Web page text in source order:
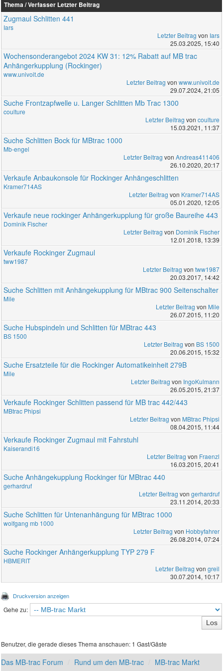
Thema / Verfasser Letzter Beitrag
Zugmaul Schlitten 441
Iars
Letzter Beitrag von Iars
25.03.2025, 15:40
Wochensonderangebot 2024 KW 31: 12% Rabatt auf MB trac
Anhängerkupplung (Rockinger)
www.univoit.de
Letzter Beitrag von www.univoit.de
29.07.2024, 21:05
Suche Frontzapfwelle u. Langer Schlitten Mb Trac 1300
coulture
Letzter Beitrag von coulture
15.03.2021, 11:37
Suche Schlitten Bock für MBtrac 1000
Mb-engel
Letzter Beitrag von Andreas411406
26.10.2020, 20:17
Verkaufe Anbaukonsole für Rockinger Anhängeschlitten
Kramer714AS
Letzter Beitrag von Kramer714AS
05.01.2020, 12:05
Verkaufe neue rockinger Anhängerkupplung für große Baureihe 443
Dominik Fischer
Letzter Beitrag von Dominik Fischer
12.01.2018, 13:39
Verkaufe Rockinger Zugmaul
tww1987
Letzter Beitrag von tww1987
20.03.2017, 14:42
Suche Schlitten mit Anhängekupplung für MBtrac 900 Seitenschalter
Mile
Letzter Beitrag von Mile
26.07.2015, 11:20
Suche Hubspindeln und Schlitten für MBtrac 443
BS 1500
Letzter Beitrag von BS 1500
20.06.2015, 15:32
Suche Ersatzteile für die Rockinger Automatikeinheit 279B
Mile
Letzter Beitrag von IngoKulmann
26.05.2015, 21:37
Verkaufe Rockinger Schlitten passend für MB trac 442/443
MBtrac Phipsi
Letzter Beitrag von MBtrac Phipsi
08.04.2015, 11:44
Verkaufe Rockinger Zugmaul mit Fahrstuhl
Kaiserandi16
Letzter Beitrag von Fraenzl
16.03.2015, 20:41
Suche Anhängekupplung Rockinger für MBtrac 440
gerhardruf
Letzter Beitrag von gerhardruf
23.11.2014, 20:33
Suche Schlitten für Untenanhängung für MBtrac 1000
wolfgang mb 1000
Letzter Beitrag von Hobbyfahrer
26.08.2014, 07:24
Suche Rockinger Anhängerkupplung TYP 279 F
HBMERIT
Letzter Beitrag von greil
30.07.2014, 10:17
Druckversion anzeigen
Gehe zu:
Benutzer, die gerade dieses Thema anschauen: 1 Gast/Gäste
Das MB-trac Forum Rund um den MB-trac MB-trac Markt